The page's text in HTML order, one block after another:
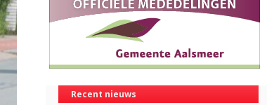
Recent nieuws